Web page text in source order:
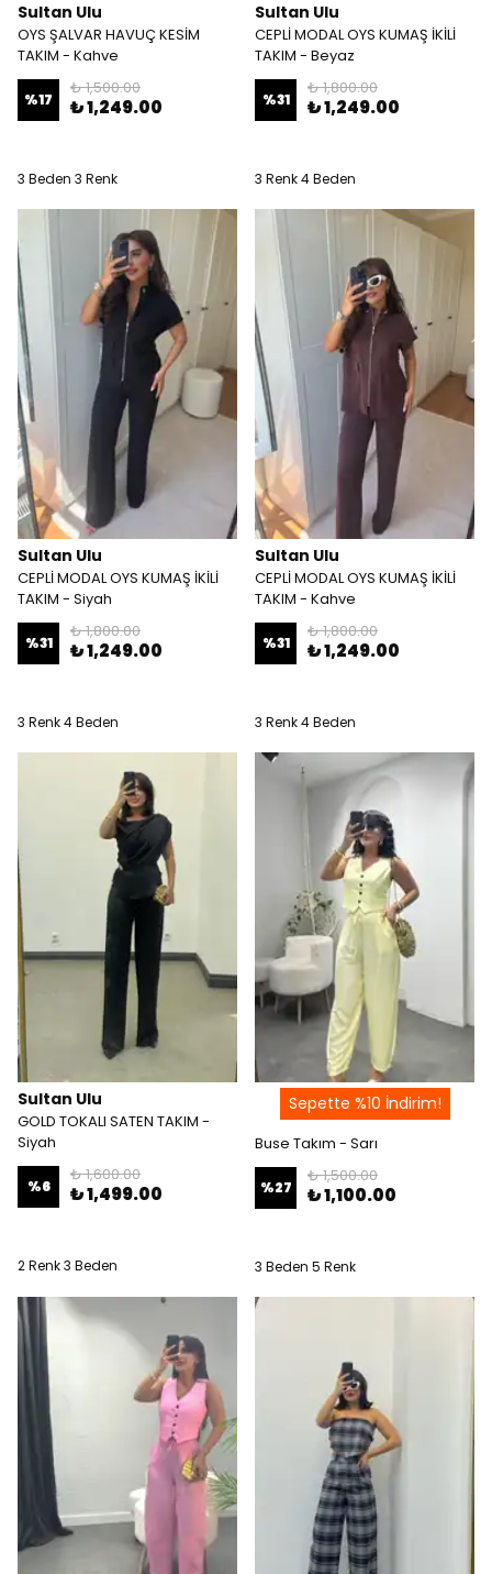
Sultan Ulu
OYS ŞALVAR HAVUÇ KESİM
TAKIM - Kahve
%17
₺ 1,500.00
₺ 1,249.00
3 Beden 3 Renk
Sultan Ulu
CEPLİ MODAL OYS KUMAŞ İKİLİ
TAKIM - Beyaz
%31
₺ 1,800.00
₺ 1,249.00
3 Renk 4 Beden
Sultan Ulu
CEPLİ MODAL OYS KUMAŞ İKİLİ
TAKIM - Siyah
%31
₺ 1,800.00
₺ 1,249.00
3 Renk 4 Beden
Sultan Ulu
CEPLİ MODAL OYS KUMAŞ İKİLİ
TAKIM - Kahve
%31
₺ 1,800.00
₺ 1,249.00
3 Renk 4 Beden
Sultan Ulu
GOLD TOKALI SATEN TAKIM -
Siyah
%6
₺ 1,600.00
₺ 1,499.00
2 Renk 3 Beden
Sepette %10 İndirim!
Buse Takım - Sarı
%27
₺ 1,500.00
₺ 1,100.00
3 Beden 5 Renk